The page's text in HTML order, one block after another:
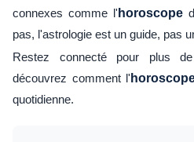
connexes comme l' horoscope
pas, l'astrologie est un guide, pas
Restez connecté pour plus
découvrez comment l'
quotidienne.